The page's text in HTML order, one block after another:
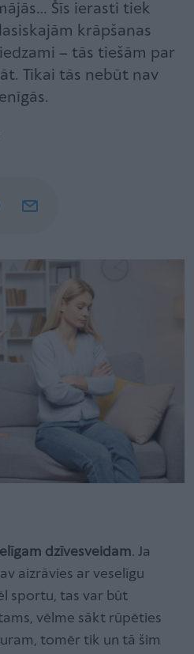
Šīs ierasti tiek
krāpšanas
– tās tiešām par
Tikai tās nebūt nav
dzīvesveidam. Ja
aizrāvies ar veselīgu
sportu, tas var būt
vēlme sākt rūpēties
tomēr tik un tā šim